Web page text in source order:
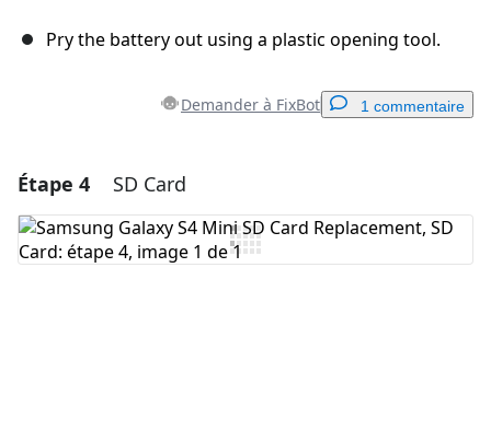
Pry the battery out using a plastic opening tool.
Demander à FixBot 1 commentaire
Ajouter un commentaire
Ajouter un commentaire
Étape 4 SD Card